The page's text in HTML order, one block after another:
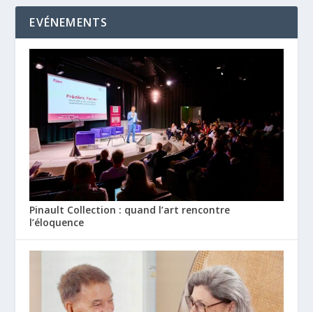
EVÉNEMENTS
Pinault Collection : quand l’art rencontre
l’éloquence